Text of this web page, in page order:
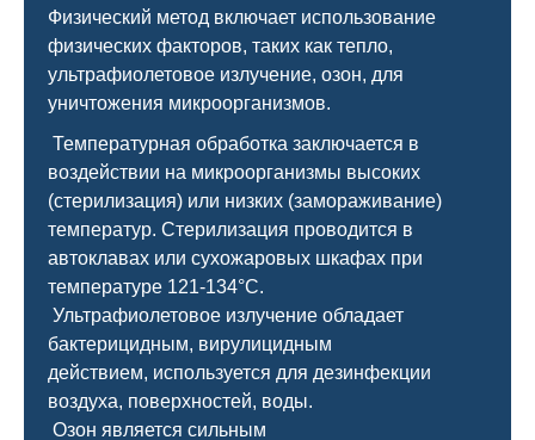
Физический метод включает использование
физических факторов, таких как тепло,
ультрафиолетовое излучение, озон, для
уничтожения микроорганизмов.
Температурная обработка заключается в
воздействии на микроорганизмы высоких
(стерилизация) или низких (замораживание)
температур. Стерилизация проводится в
автоклавах или сухожаровых шкафах при
температуре 121-134°C.
Ультрафиолетовое излучение обладает
бактерицидным, вирулицидным
действием, используется для дезинфекции
воздуха, поверхностей, воды.
Озон является сильным